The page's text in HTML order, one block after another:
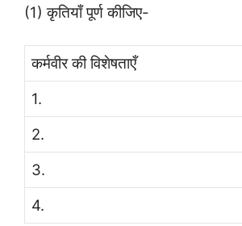
(1) कृतियाँ पूर्ण कीजिए-
कर्मवीर की विशेषताएँ
1.
2.
3.
4.